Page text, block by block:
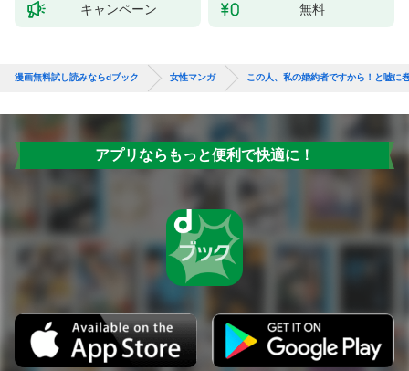
キャンペーン 無料
漫画無料試し読みならdブック 女性マンガ この人、私の婚約者ですから！と嘘に
アプリならもっと便利で快適に！